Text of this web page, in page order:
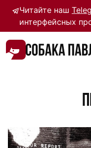
Читайте наш
интерфейсных